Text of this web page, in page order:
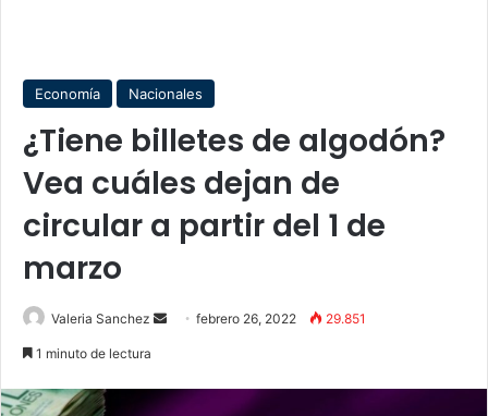
Economía Nacionales
¿Tiene billetes de algodón?
Vea cuáles dejan de
circular a partir del 1 de
marzo
Valeria Sanchez
Sendfebrero 26, 2022 29.851
1 minuto de lectura